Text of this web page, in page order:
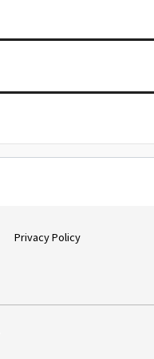
Privacy Policy